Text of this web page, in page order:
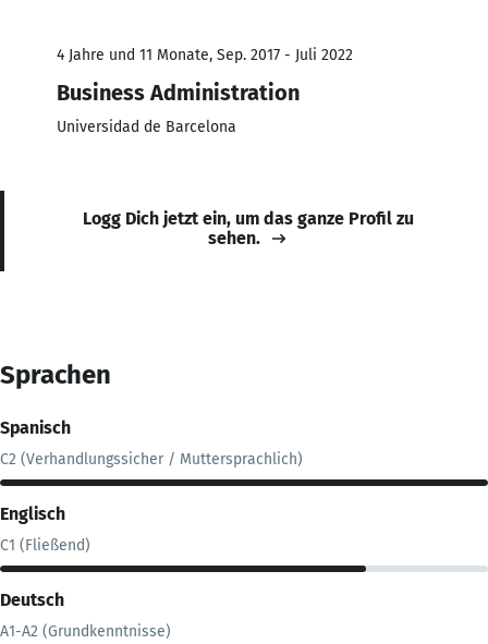
4 Jahre und 11 Monate, Sep. 2017 - Juli 2022
Business Administration
Universidad de Barcelona
Logg Dich jetzt ein, um das ganze Profil zu
sehen.
Sprachen
Spanisch
C2 (Verhandlungssicher / Muttersprachlich)
Englisch
C1 (Fließend)
Deutsch
A1-A2 (Grundkenntnisse)